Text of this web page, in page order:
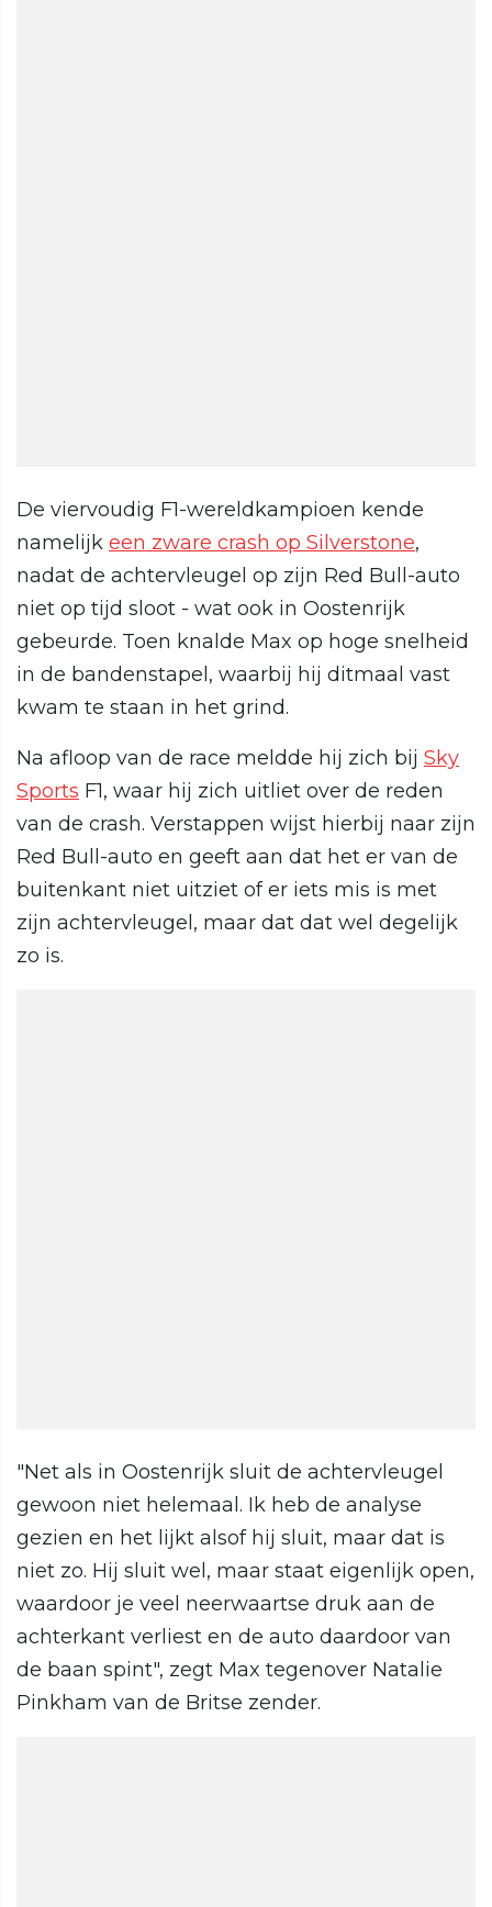
De viervoudig F1-wereldkampioen kende
namelijk een zware crash op Silverstone,
nadat de achtervleugel op zijn Red Bull-auto
niet op tijd sloot - wat ook in Oostenrijk
gebeurde. Toen knalde Max op hoge snelheid
in de bandenstapel, waarbij hij ditmaal vast
kwam te staan in het grind.
Na afloop van de race meldde hij zich bij Sky
Sports F1, waar hij zich uitliet over de reden
van de crash. Verstappen wijst hierbij naar zijn
Red Bull-auto en geeft aan dat het er van de
buitenkant niet uitziet of er iets mis is met
zijn achtervleugel, maar dat dat wel degelijk
zo is.
"Net als in Oostenrijk sluit de achtervleugel
gewoon niet helemaal. Ik heb de analyse
gezien en het lijkt alsof hij sluit, maar dat is
niet zo. Hij sluit wel, maar staat eigenlijk open,
waardoor je veel neerwaartse druk aan de
achterkant verliest en de auto daardoor van
de baan spint", zegt Max tegenover Natalie
Pinkham van de Britse zender.